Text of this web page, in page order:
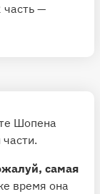
—
Шопена
самая
время она